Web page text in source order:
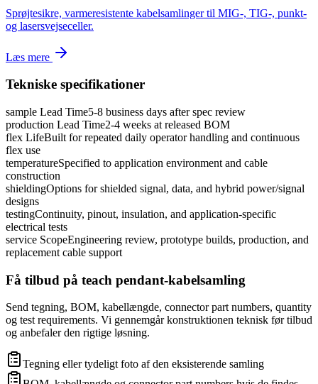
Sprøjtesikre, varmeresistente kabelsamlinger til MIG-, TIG-, punkt-
og lasersvejseceller.
Læs mere
Tekniske specifikationer
sample Lead Time5-8 business days after spec review
production Lead Time2-4 weeks at released BOM
flex LifeBuilt for repeated daily operator handling and continuous
flex use
temperatureSpecified to application environment and cable
construction
shieldingOptions for shielded signal, data, and hybrid power/signal
designs
testingContinuity, pinout, insulation, and application-specific
electrical tests
service ScopeEngineering review, prototype builds, production, and
replacement cable support
Få tilbud på teach pendant-kabelsamling
Send tegning, BOM, kabellængde, connector part numbers, quantity
og test requirements. Vi gennemgår konstruktionen teknisk før tilbud
og anbefaler den rigtige løsning.
Tegning eller tydeligt foto af den eksisterende samling